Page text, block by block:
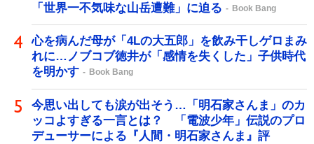
「世界一不気味な山岳遭難」に迫る
Book Bang
心を病んだ母が「4Lの大五郎」を飲み干しゲロまみ
れに…ノブコブ徳井が「感情を失くした」子供時代
を明かす
Book Bang
今思い出しても涙が出そう…「明石家さんま」のカ
ッコよすぎる一言とは？ 「電波少年」伝説のプロ
デューサーによる『人間・明石家さんま』評